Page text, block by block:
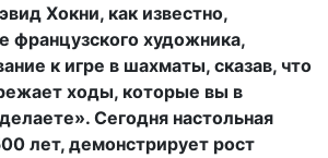
Хокни, как известно,
французского художника,
к игре в шахматы, сказав, что
ходы, которые вы в
Сегодня настольная
лет, демонстрирует рост